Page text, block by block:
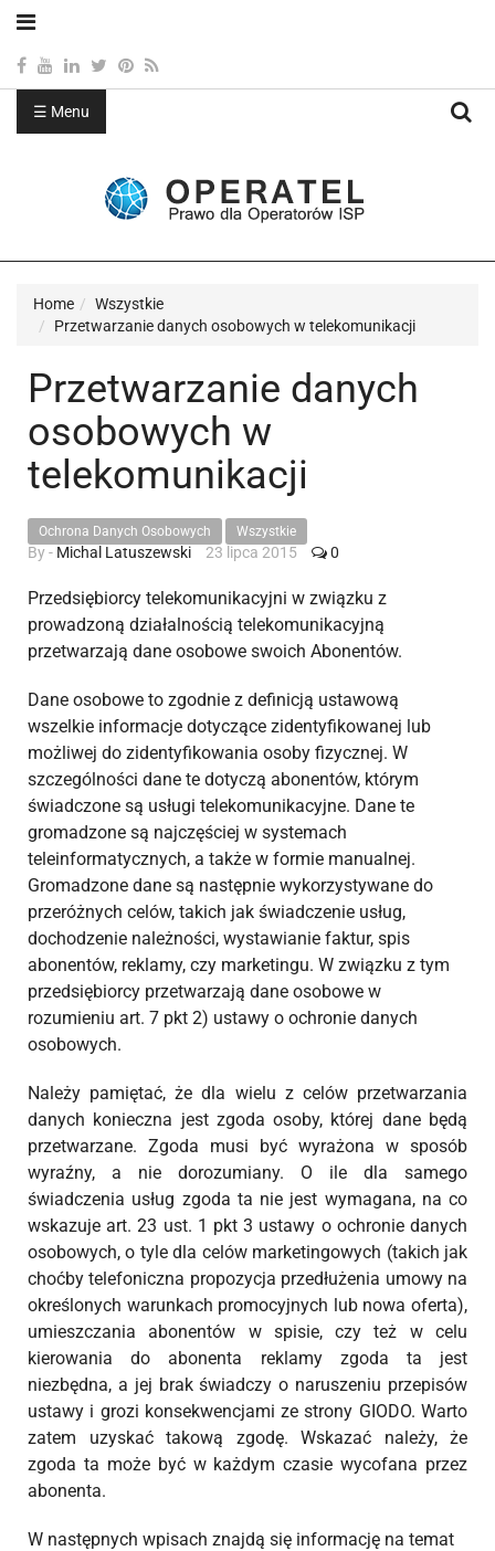
☰ Menu
Home
Wszystkie
Przetwarzanie danych osobowych w telekomunikacji
Przetwarzanie danych
osobowych w
telekomunikacji
Ochrona Danych Osobowych Wszystkie
By - Michal Latuszewski 23 lipca 2015 0
Przedsiębiorcy telekomunikacyjni w związku z
prowadzoną działalnością telekomunikacyjną
przetwarzają dane osobowe swoich Abonentów.
Dane osobowe to zgodnie z definicją ustawową
wszelkie informacje dotyczące zidentyfikowanej lub
możliwej do zidentyfikowania osoby fizycznej. W
szczególności dane te dotyczą abonentów, którym
świadczone są usługi telekomunikacyjne. Dane te
gromadzone są najczęściej w systemach
teleinformatycznych, a także w formie manualnej.
Gromadzone dane są następnie wykorzystywane do
przeróżnych celów, takich jak świadczenie usług,
dochodzenie należności, wystawianie faktur, spis
abonentów, reklamy, czy marketingu. W związku z tym
przedsiębiorcy przetwarzają dane osobowe w
rozumieniu art. 7 pkt 2) ustawy o ochronie danych
osobowych.
Należy pamiętać, że dla wielu z celów przetwarzania
danych konieczna jest zgoda osoby, której dane będą
przetwarzane. Zgoda musi być wyrażona w sposób
wyraźny, a nie dorozumiany. O ile dla samego
świadczenia usług zgoda ta nie jest wymagana, na co
wskazuje art. 23 ust. 1 pkt 3 ustawy o ochronie danych
osobowych, o tyle dla celów marketingowych (takich jak
choćby telefoniczna propozycja przedłużenia umowy na
określonych warunkach promocyjnych lub nowa oferta),
umieszczania abonentów w spisie, czy też w celu
kierowania do abonenta reklamy zgoda ta jest
niezbędna, a jej brak świadczy o naruszeniu przepisów
ustawy i grozi konsekwencjami ze strony GIODO. Warto
zatem uzyskać takową zgodę. Wskazać należy, że
zgoda ta może być w każdym czasie wycofana przez
abonenta.
W następnych wpisach znajdą się informację na temat